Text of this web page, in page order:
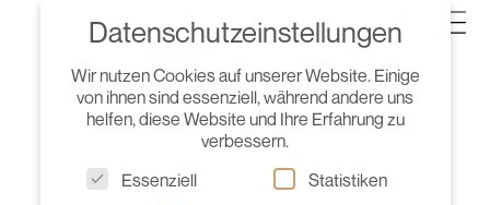
Datenschutzeinstellungen
Wir nutzen Cookies auf unserer Website. Einige
von ihnen sind essenziell, während andere uns
helfen, diese Website und Ihre Erfahrung zu
verbessern.
Essenziell
Statistiken